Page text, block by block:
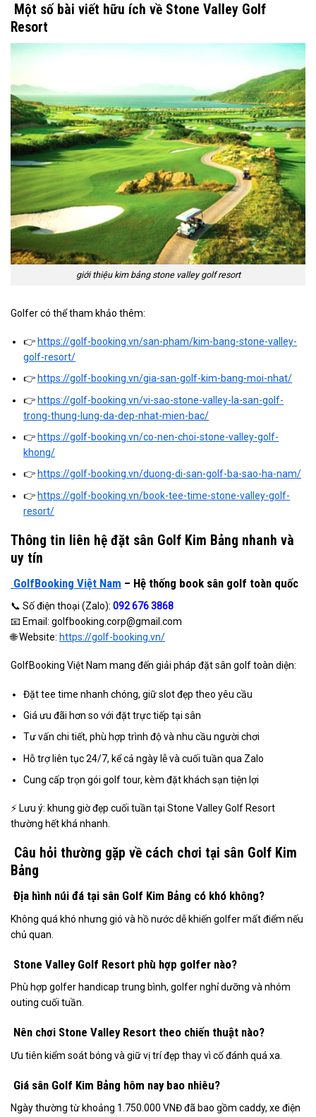
Một số bài viết hữu ích về Stone Valley Golf
Resort
giới thiệu kim bảng stone valley golf resort
Golfer có thể tham khảo thêm:
👉 https://golf-booking.vn/san-pham/kim-bang-stone-valley-
golf-resort/
👉 https://golf-booking.vn/gia-san-golf-kim-bang-moi-nhat/
👉 https://golf-booking.vn/vi-sao-stone-valley-la-san-golf-
trong-thung-lung-da-dep-nhat-mien-bac/
👉 https://golf-booking.vn/co-nen-choi-stone-valley-golf-
khong/
👉 https://golf-booking.vn/duong-di-san-golf-ba-sao-ha-nam/
👉 https://golf-booking.vn/book-tee-time-stone-valley-golf-
resort/
Thông tin liên hệ đặt sân Golf Kim Bảng nhanh và
uy tín
GolfBooking Việt Nam – Hệ thống book sân golf toàn quốc
📞 Số điện thoại (Zalo): 092 676 3868
📧 Email: golfbooking.corp@gmail.com
🌐 Website: https://golf-booking.vn/
GolfBooking Việt Nam mang đến giải pháp đặt sân golf toàn diện:
Đặt tee time nhanh chóng, giữ slot đẹp theo yêu cầu
Giá ưu đãi hơn so với đặt trực tiếp tại sân
Tư vấn chi tiết, phù hợp trình độ và nhu cầu người chơi
Hỗ trợ liên tục 24/7, kể cả ngày lễ và cuối tuần qua Zalo
Cung cấp trọn gói golf tour, kèm đặt khách sạn tiện lợi
⚡ Lưu ý: khung giờ đẹp cuối tuần tại Stone Valley Golf Resort
thường hết khá nhanh.
Câu hỏi thường gặp về cách chơi tại sân Golf Kim
Bảng
Địa hình núi đá tại sân Golf Kim Bảng có khó không?
Không quá khó nhưng gió và hồ nước dễ khiến golfer mất điểm nếu
chủ quan.
Stone Valley Golf Resort phù hợp golfer nào?
Phù hợp golfer handicap trung bình, golfer nghỉ dưỡng và nhóm
outing cuối tuần.
Nên chơi Stone Valley Resort theo chiến thuật nào?
Ưu tiên kiểm soát bóng và giữ vị trí đẹp thay vì cố đánh quá xa.
Giá sân Golf Kim Bảng hôm nay bao nhiêu?
Ngày thường từ khoảng 1.750.000 VNĐ đã bao gồm caddy, xe điện